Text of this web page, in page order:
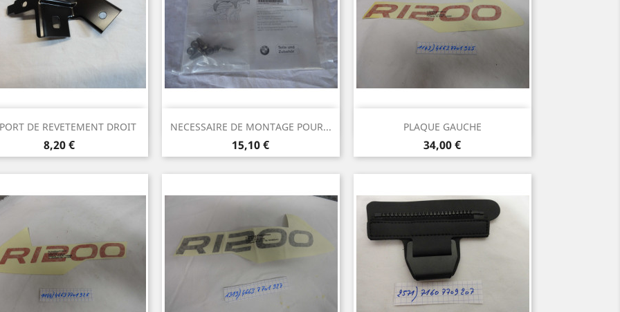
DE REVETEMENT DROIT
Prix
8,20 €
Aperçu rapide NECESSAIRE DE MONTAGE POUR...
Prix
15,10 €
Aperçu rapide PLAQUE GAUCHE
Prix
34,00 €
 Aperçu rapide